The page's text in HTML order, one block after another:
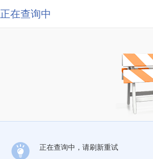
正在查询中
正在查询中，请刷新重试